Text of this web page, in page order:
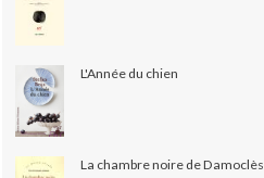
L'Année du chien
La chambre noire de Damoclès